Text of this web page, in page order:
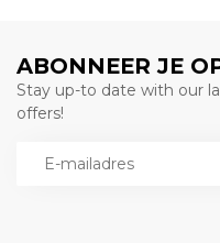
ABONNEER JE
Stay up-to date with our
offers!